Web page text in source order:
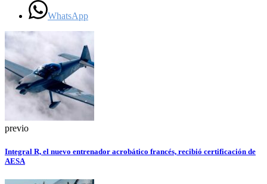
WhatsApp
previo
Integral R, el nuevo entrenador acrobático francés, recibió certificación de
AESA